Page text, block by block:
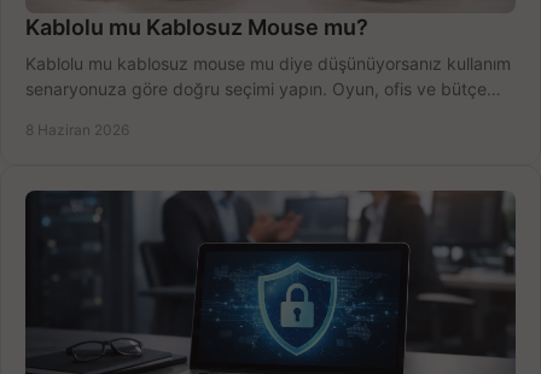
Kablolu mu Kablosuz Mouse mu?
Kablolu mu kablosuz mouse mu diye düşünüyorsanız kullanım
senaryonuza göre doğru seçimi yapın. Oyun, ofis ve bütçe
8 Haziran 2026